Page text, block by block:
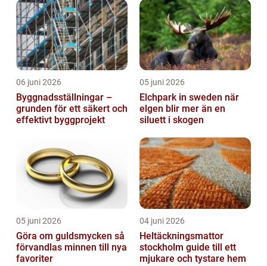
06 juni 2026
Byggnadsställningar –
grunden för ett säkert och
effektivt byggprojekt
05 juni 2026
Elchpark in sweden när
elgen blir mer än en
siluett i skogen
05 juni 2026
Göra om guldsmycken så
förvandlas minnen till nya
favoriter
04 juni 2026
Heltäckningsmattor
stockholm guide till ett
mjukare och tystare hem